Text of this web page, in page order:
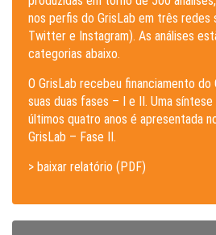
nos perfis do GrisLab em três redes
Twitter e Instagram). As análises
categorias abaixo.
O GrisLab recebeu financiamento do
suas duas fases – I e II. Uma
últimos quatro anos é apresentada
GrisLab – Fase II.
> baixar relatório (PDF)